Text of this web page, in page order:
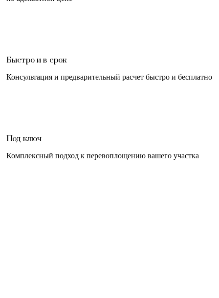
Быстро и в срок
Консультация и предварительный расчет быстро и бесплатно
Под ключ
Комплексный подход к перевоплощению вашего участка